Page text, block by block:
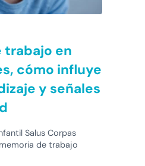
trabajo en
cómo influye
y señales
Salus Corpas
de trabajo